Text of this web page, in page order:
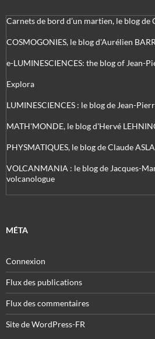
Carnets de bord d’un martien, le blog de
COSMOGONIES, le blog d'Aurélien
e-LUMINESCIENCES: the blog of Jean-
Explora
LUMINESCIENCES : le blog de Jean-
MATH'MONDE, le blog d'Hervé
PHYSMATIQUES, le blog de Claude
VOLCANMANIA : le blog de Jacques-
volcanologue
MÉTA
Connexion
Flux des publications
Flux des commentaires
Site de WordPress-FR